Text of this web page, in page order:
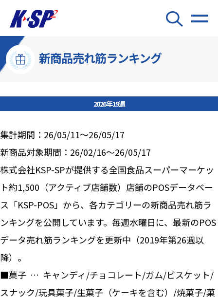
新商品売れ筋ランキング
2026年19週
集計期間：26/05/11～26/05/17
新商品対象期間：26/02/16～26/05/17
株式会社KSP-SPが提供する全国食品スーパーマーケッ
ト約1,500（アクティブ店舗数）店舗のPOSデータベー
ス「KSP-POS」から、各カテゴリーの新商品売れ筋ラ
ンキングを公開しています。毎週水曜日に、最新のPOS
データ売れ筋ランキングを更新中（2019年第26週以
降）。
■菓子 … キャンディ/チョコレート/ガム/ビスケット/
スナック/玩具菓子/生菓子（ケーキを含む）/焼菓子/菓